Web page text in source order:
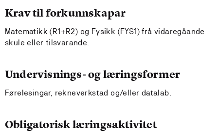
Krav til forkunnskapar
Matematikk (R1+R2) og Fysikk (FYS1) frå vidaregåande
skule eller tilsvarande.
Undervisnings- og læringsformer
Førelesingar, rekneverkstad og/eller datalab.
Obligatorisk læringsaktivitet